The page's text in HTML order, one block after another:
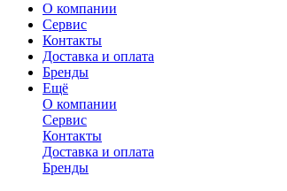
О компании
Сервис
Контакты
Доставка и оплата
Бренды
Ещё
О компании
Сервис
Контакты
Доставка и оплата
Бренды